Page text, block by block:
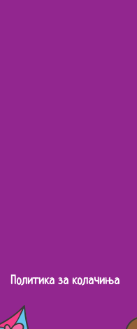
Политика за колачиња